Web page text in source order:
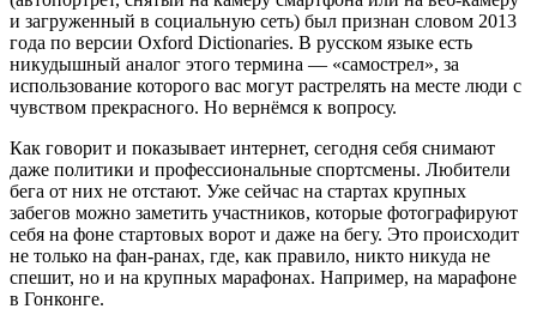
и загруженный в социальную сеть) был признан словом 2013
года по версии Oxford Dictionaries. В русском языке есть
никудышный аналог этого термина — «самострел», за
использование которого вас могут растрелять на месте люди с
чувством прекрасного. Но вернёмся к вопросу.
Как говорит и показывает интернет, сегодня себя снимают
даже политики и профессиональные спортсмены. Любители
бега от них не отстают. Уже сейчас на стартах крупных
забегов можно заметить участников, которые фотографируют
себя на фоне стартовых ворот и даже на бегу. Это происходит
не только на фан-ранах, где, как правило, никто никуда не
спешит, но и на крупных марафонах. Например, на марафоне
в Гонконге.